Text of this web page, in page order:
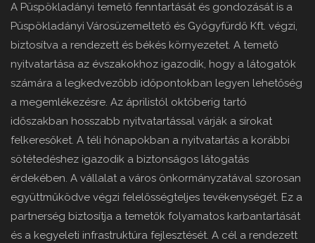
A Püspökladányi temető fenntartását és gondozását is a
Püspökladányi Városüzemeltető és Gyógyfürdő Kft. végzi,
biztosítva a rendezett és békés környezetet. A temető
nyitvatartása az évszakokhoz igazodik, hogy a látogatók
számára a legkedvezőbb időpontokban legyen lehetőség
a megemlékezésre. Az áprilistól októberig tartó
időszakban hosszabb nyitvatartással várják a sírokat
felkeresőket. A téli hónapokban a nyitvatartás a korábbi
sötétedéshez igazodik a biztonságos látogatás
érdekében. A vállalat a város önkormányzatával szorosan
együttműködve végzi felelősségteljes tevékenységét. Ez a
partnerség biztosítja a temetők folyamatos karbantartását
és a kegyeleti infrastruktúra fejlesztését. A cél a rendezett